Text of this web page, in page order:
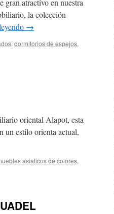
gran atractivo en nuestra
la colección
→
, dormitorios de espejos,
oriental Alapot, esta
un estilo orienta actual,
asiaticos de colores,